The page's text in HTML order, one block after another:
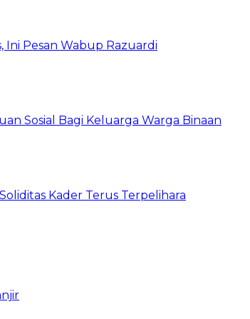
Ini Pesan Wabup Razuardi
Sosial Bagi Keluarga Warga Binaan
Kader Terus Terpelihara